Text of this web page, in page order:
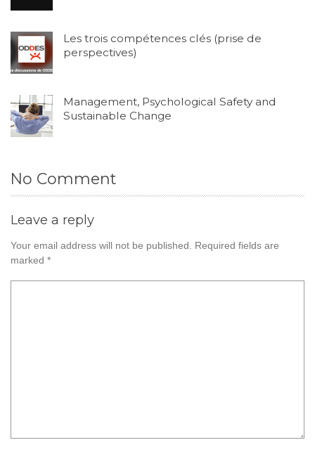
Les trois compétences clés (prise de
perspectives)
Management, Psychological Safety and
Sustainable Change
No Comment
Leave a reply
Your email address will not be published.
Required fields are
marked *